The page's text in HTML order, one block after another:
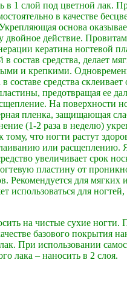
в 1 слой под цветной лак.
в качестве
основа
двойное действие.
кератина ногтевой
состав средства, делает
и крепкими.
составе средства
предотвращая ее
На поверхности
пленка, защищающая
(1-2 раза в неделю)
тому, что ногти растут
или расщеплению.
увеличивает срок
пластину от
Рекомендуется для мягких
использоваться для
на чистые сухие ногти.
базового покрытия
При использовании
лака – наносить в 2 слоя.